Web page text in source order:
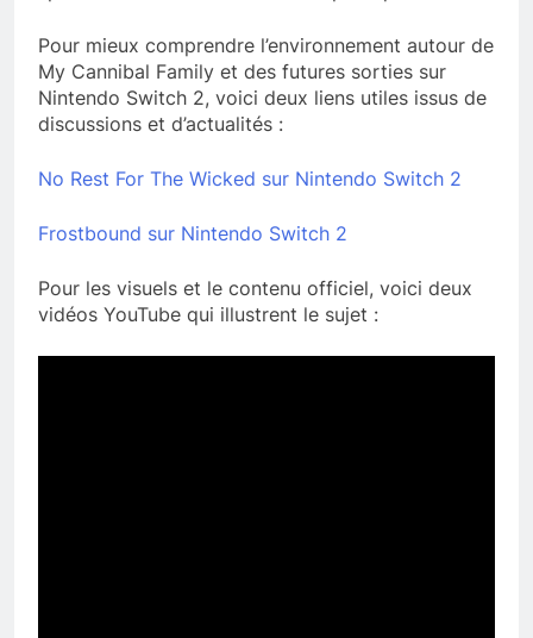
Pour mieux comprendre l’environnement autour de
My Cannibal Family et des futures sorties sur
Nintendo Switch 2, voici deux liens utiles issus de
discussions et d’actualités :
No Rest For The Wicked sur Nintendo Switch 2
Frostbound sur Nintendo Switch 2
Pour les visuels et le contenu officiel, voici deux
vidéos YouTube qui illustrent le sujet :